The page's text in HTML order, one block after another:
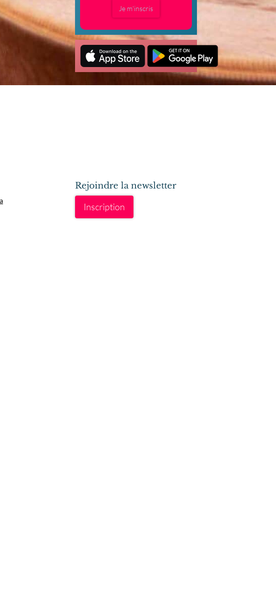
Je m'inscris
Rejoindre la newsletter
Inscription